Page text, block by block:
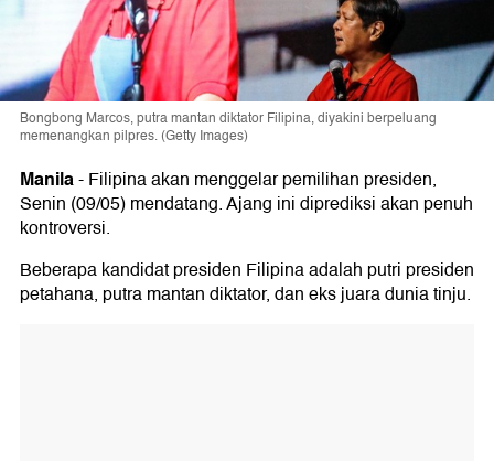
Bongbong Marcos, putra mantan diktator Filipina, diyakini berpeluang
memenangkan pilpres. (Getty Images)
Manila-Filipina akan menggelar pemilihan presiden,
Senin (09/05) mendatang. Ajang ini diprediksi akan penuh
kontroversi.
Beberapa kandidat presiden Filipina adalah putri presiden
petahana, putra mantan diktator, dan eks juara dunia tinju.